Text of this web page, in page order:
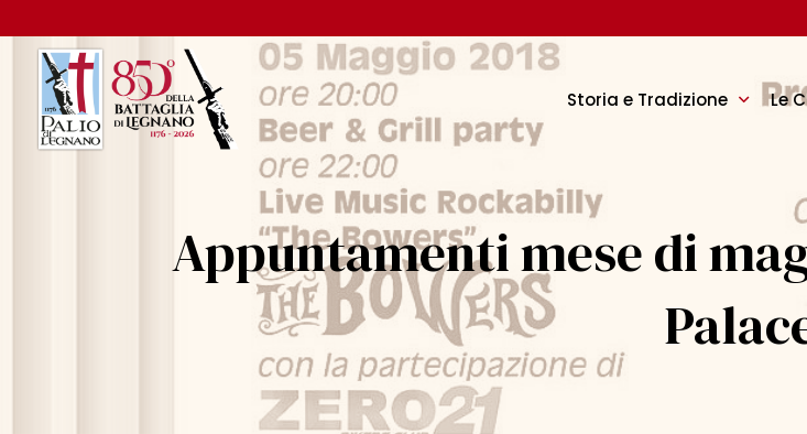
Storia e Tradizione Le
Appuntamenti mese di